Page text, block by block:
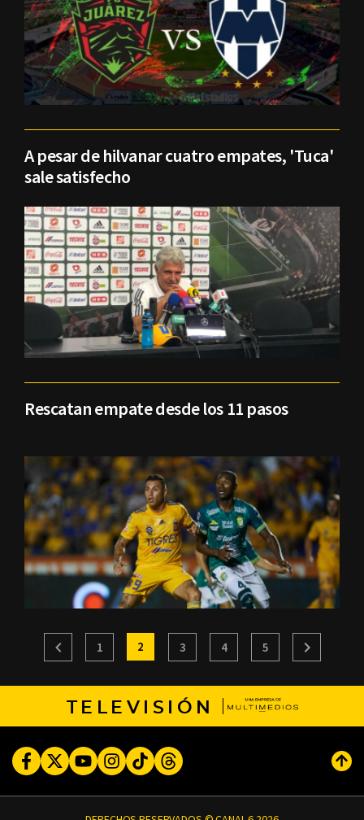
A pesar de hilvanar cuatro empates, 'Tuca'
sale satisfecho
Rescatan empate desde los 11 pasos
1 2 3 4 5
TELEVISIÓN
FacebookTwitterYoutubeInstagram
TikTokThreads